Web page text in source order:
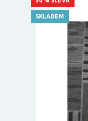
SKLADEM